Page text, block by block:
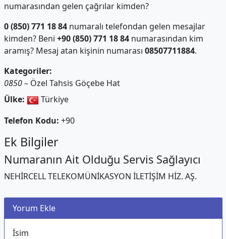
numarasından gelen çağrılar kimden?
0 (850) 771 18 84numaralı telefondan gelen mesajlar
kimden? Beni +90 (850) 771 18 84numarasından kim
aramış? Mesaj atan kişinin numarası 08507711884.
Kategoriler:
0850– Özel Tahsis Göçebe Hat
Ülke:
Türkiye
Telefon Kodu: +90
Ek Bilgiler
Numaranın Ait Olduğu Servis Sağlayıcı
NEHİRCELL TELEKOMÜNİKASYON İLETİŞİM HİZ. AŞ.
Yorum Ekle
İsim